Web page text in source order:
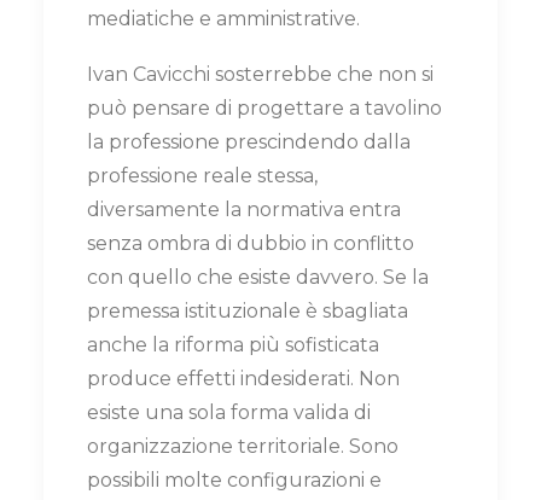
mediatiche e amministrative.
Ivan Cavicchi sosterrebbe che non si
può pensare di progettare a tavolino
la professione prescindendo dalla
professione reale stessa,
diversamente la normativa entra
senza ombra di dubbio in conflitto
con quello che esiste davvero. Se la
premessa istituzionale è sbagliata
anche la riforma più sofisticata
produce effetti indesiderati. Non
esiste una sola forma valida di
organizzazione territoriale. Sono
possibili molte configurazioni e